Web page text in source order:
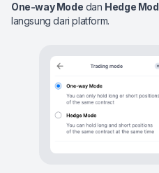
One-way Mode dan Hedge
langsung dari platform.